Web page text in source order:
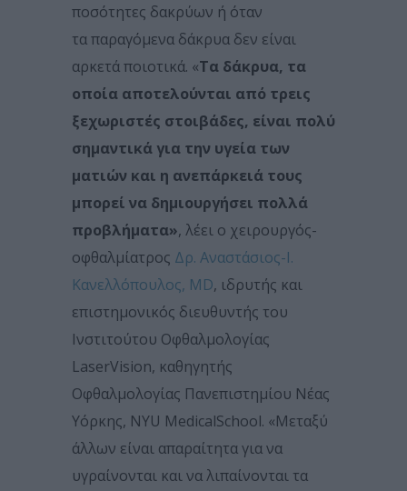
ποσότητες δακρύων ή όταν
τα παραγόμενα δάκρυα δεν είναι
αρκετά ποιοτικά. «Τα δάκρυα, τα
οποία αποτελούνται από τρεις
ξεχωριστές στοιβάδες, είναι πολύ
σημαντικά για την υγεία των
ματιών και η ανεπάρκειά τους
μπορεί να δημιουργήσει πολλά
προβλήματα», λέει ο χειρουργός-
οφθαλμίατρος Δρ. Αναστάσιος-Ι.
Κανελλόπουλος, MD, ιδρυτής και
επιστημονικός διευθυντής του
Ινστιτούτου Οφθαλμολογίας
LaserVision, καθηγητής
Οφθαλμολογίας Πανεπιστημίου Νέας
Υόρκης, NYU MedicalSchool. «Μεταξύ
άλλων είναι απαραίτητα για να
υγραίνονται και να λιπαίνονται τα